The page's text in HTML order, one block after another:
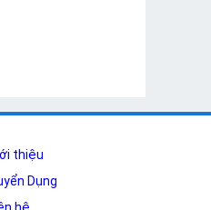
thiệu
Dụng
hệ